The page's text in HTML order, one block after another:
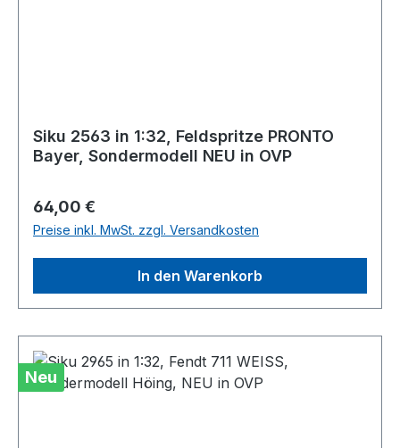
Siku 2563 in 1:32, Feldspritze PRONTO
Bayer, Sondermodell NEU in OVP
Regulärer Preis:
64,00 €
Preise inkl. MwSt. zzgl. Versandkosten
In den Warenkorb
Neu